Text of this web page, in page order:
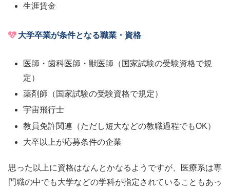
生涯賃金
大学卒業が条件となる職業・資格
医師・歯科医師・獣医師（国家試験の受験資格で規
定）
薬剤師（国家試験の受験資格で規定）
宇宙飛行士
教員免許関連（ただし短大などの教職過程でもOK）
大卒以上が応募条件の企業
思った以上に資格はなんとかなるようですが、医療系は専
門職の中でも大学などの学科が指定されていることもあっ